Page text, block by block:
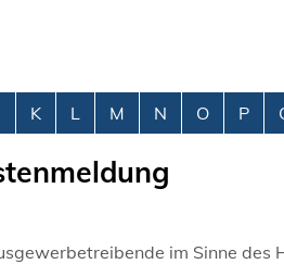
K L M N O P
im Sinne des